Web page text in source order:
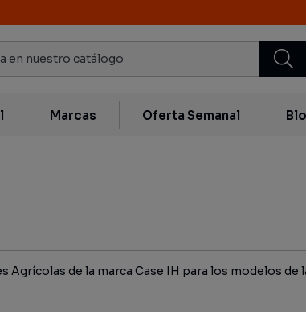
Marcas Oferta Semanal
Agrícolas de la marca Case IH para los modelos de